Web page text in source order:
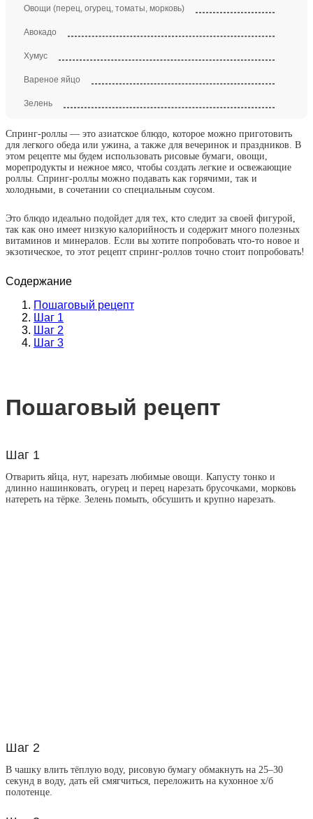
Овощи (перец, огурец, томаты, морковь)
Авокадо
Хумус
Вареное яйцо
Зелень
Спринг-роллы — это азиатское блюдо, которое можно приготовить
для легкого обеда или ужина, а также для вечеринок и праздников. В
этом рецепте мы будем использовать рисовые бумаги, овощи,
морепродукты и нежное мясо, чтобы создать легкие и освежающие
роллы. Спринг-роллы можно подавать как горячими, так и
холодными, в сочетании со специальным соусом.
Это блюдо идеально подойдет для тех, кто следит за своей фигурой,
так как оно имеет низкую калорийность и содержит много полезных
витаминов и минералов. Если вы хотите попробовать что-то новое и
экзотическое, то этот рецепт спринг-роллов точно стоит попробовать!
Содержание
Пошаговый рецепт
Шаг 1
Шаг 2
Шаг 3
Пошаговый рецепт
Шаг 1
Отварить яйца, нут, нарезать любимые овощи. Капусту тонко и
длинно нашинковать, огурец и перец нарезать брусочками, морковь
натереть на тёрке. Зелень помыть, обсушить и крупно нарезать.
Шаг 2
В чашку влить тёплую воду, рисовую бумагу обмакнуть на 25–30
секунд в воду, дать ей смягчиться, переложить на кухонное х/б
полотенце.